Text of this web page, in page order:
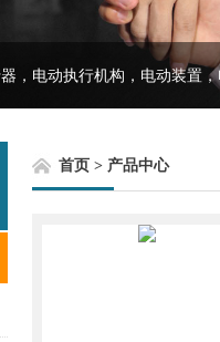
，电动执行机构，电动装置
首页> 产品中心